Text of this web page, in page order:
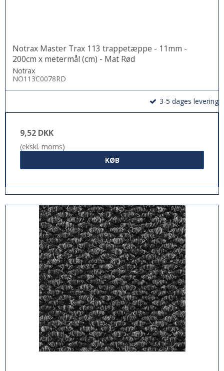
Notrax Master Trax 113 trappetæppe - 11mm -
200cm x metermål (cm) - Mat Rød
Notrax
NO113C0078RD
3-5 dages levering
9,52 DKK
(ekskl. moms)
KØB